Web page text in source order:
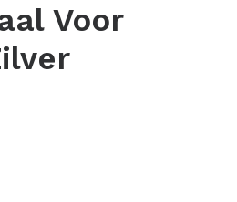
Voor